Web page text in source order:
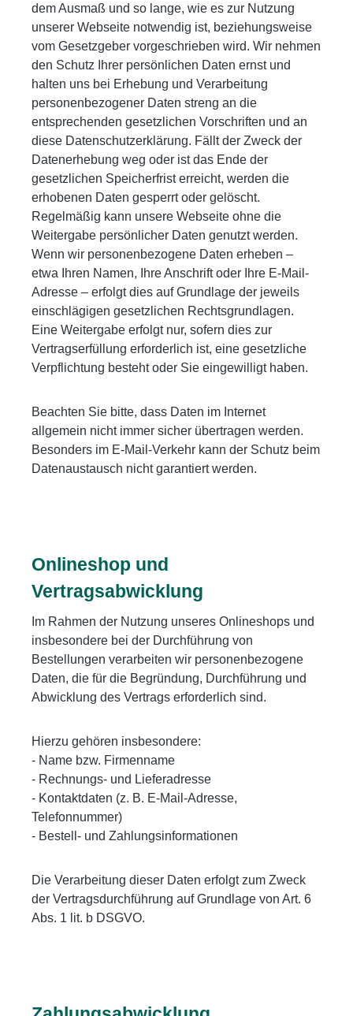
dem Ausmaß und so lange, wie es zur Nutzung
unserer Webseite notwendig ist, beziehungsweise
vom Gesetzgeber vorgeschrieben wird. Wir nehmen
den Schutz Ihrer persönlichen Daten ernst und
halten uns bei Erhebung und Verarbeitung
personenbezogener Daten streng an die
entsprechenden gesetzlichen Vorschriften und an
diese Datenschutzerklärung. Fällt der Zweck der
Datenerhebung weg oder ist das Ende der
gesetzlichen Speicherfrist erreicht, werden die
erhobenen Daten gesperrt oder gelöscht.
Regelmäßig kann unsere Webseite ohne die
Weitergabe persönlicher Daten genutzt werden.
Wenn wir personenbezogene Daten erheben –
etwa Ihren Namen, Ihre Anschrift oder Ihre E-Mail-
Adresse – erfolgt dies auf Grundlage der jeweils
einschlägigen gesetzlichen Rechtsgrundlagen.
Eine Weitergabe erfolgt nur, sofern dies zur
Vertragserfüllung erforderlich ist, eine gesetzliche
Verpflichtung besteht oder Sie eingewilligt haben.
Beachten Sie bitte, dass Daten im Internet
allgemein nicht immer sicher übertragen werden.
Besonders im E-Mail-Verkehr kann der Schutz beim
Datenaustausch nicht garantiert werden.
Onlineshop und
Vertragsabwicklung
Im Rahmen der Nutzung unseres Onlineshops und
insbesondere bei der Durchführung von
Bestellungen verarbeiten wir personenbezogene
Daten, die für die Begründung, Durchführung und
Abwicklung des Vertrags erforderlich sind.
Hierzu gehören insbesondere:
- Name bzw. Firmenname
- Rechnungs- und Lieferadresse
- Kontaktdaten (z. B. E-Mail-Adresse,
Telefonnummer)
- Bestell- und Zahlungsinformationen
Die Verarbeitung dieser Daten erfolgt zum Zweck
der Vertragsdurchführung auf Grundlage von Art. 6
Abs. 1 lit. b DSGVO.